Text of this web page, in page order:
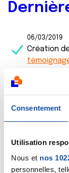
Consentement
Utilisation
Nous et nos
personnelles,
06/03/2019
Création
lobulaire